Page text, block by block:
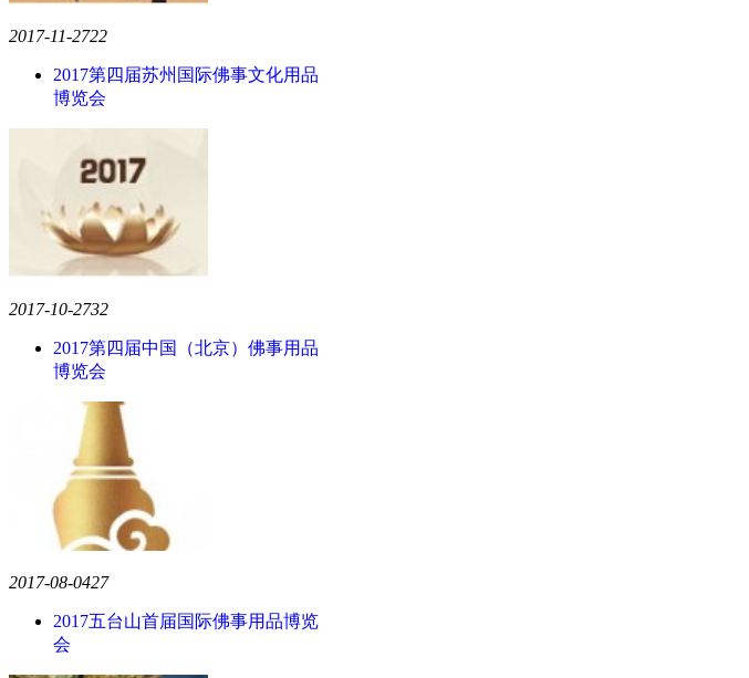
2017-11-2722
2017第四届苏州国际佛事文化用品
博览会
2017-10-2732
2017第四届中国（北京）佛事用品
博览会
2017-08-0427
2017五台山首届国际佛事用品博览
会